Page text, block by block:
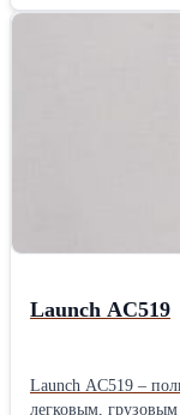
Launch AC519
Launch AC519 –
легковым,